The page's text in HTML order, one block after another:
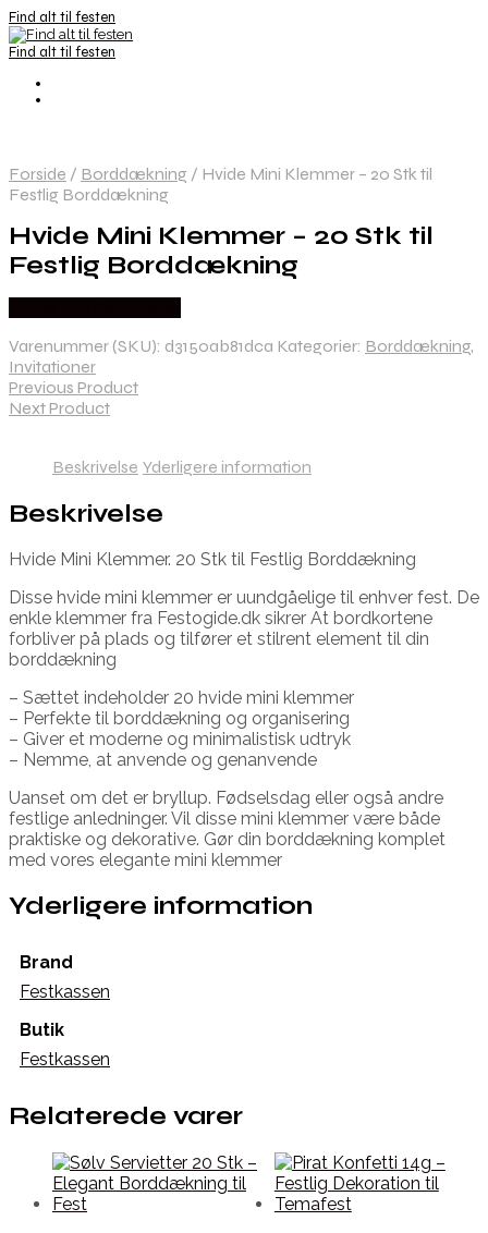
Find alt til festen
Find alt til festen
Forside / Borddækning / Hvide Mini Klemmer – 20 Stk til
Festlig Borddækning
Hvide Mini Klemmer – 20 Stk til
Festlig Borddækning
Varenummer (SKU): d3150ab81dca Kategorier: Borddækning,
Invitationer
Previous Product
Next Product
Beskrivelse Yderligere information
Beskrivelse
Hvide Mini Klemmer. 20 Stk til Festlig Borddækning
Disse hvide mini klemmer er uundgåelige til enhver fest. De
enkle klemmer fra Festogide.dk sikrer At bordkortene
forbliver på plads og tilfører et stilrent element til din
borddækning
– Sættet indeholder 20 hvide mini klemmer
– Perfekte til borddækning og organisering
– Giver et moderne og minimalistisk udtryk
– Nemme, at anvende og genanvende
Uanset om det er bryllup. Fødselsdag eller også andre
festlige anledninger. Vil disse mini klemmer være både
praktiske og dekorative. Gør din borddækning komplet
med vores elegante mini klemmer
Yderligere information
Brand
Festkassen
Butik
Festkassen
Relaterede varer